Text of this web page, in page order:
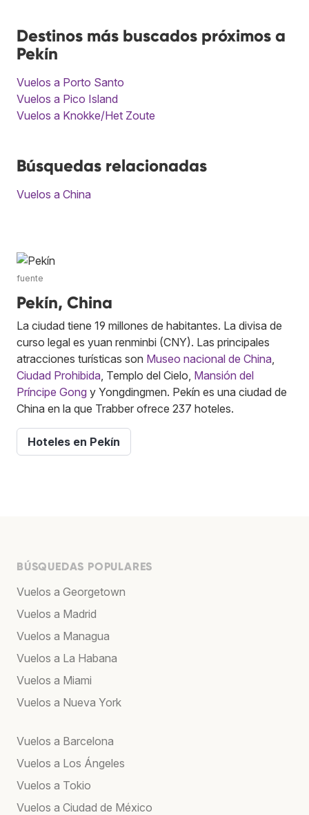
Destinos más buscados próximos a
Pekín
Vuelos a Porto Santo
Vuelos a Pico Island
Vuelos a Knokke/Het Zoute
Búsquedas relacionadas
Vuelos a China
fuente
Pekín, China
La ciudad tiene 19 millones de habitantes. La divisa de
curso legal es yuan renminbi (CNY). Las principales
atracciones turísticas son Museo nacional de China
Ciudad Prohibida , Templo del Cielo, Mansión del
Príncipe Gong y Yongdingmen. Pekín es una ciudad de
China en la que Trabber ofrece 237 hoteles.
Hoteles en Pekín
BÚSQUEDAS POPULARES
Vuelos a Georgetown
Vuelos a Madrid
Vuelos a Managua
Vuelos a La Habana
Vuelos a Miami
Vuelos a Nueva York
Vuelos a Barcelona
Vuelos a Los Ángeles
Vuelos a Tokio
Vuelos a Ciudad de México